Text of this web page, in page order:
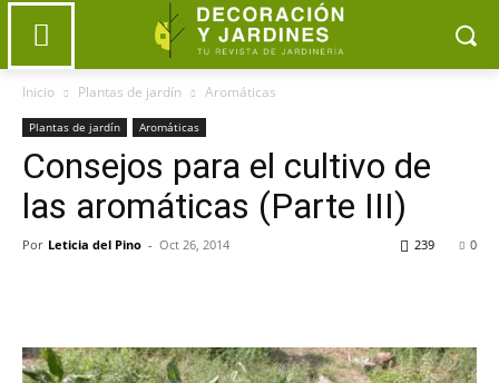
Inicio Plantas de jardín Aromáticas
Plantas de jardín Aromáticas
Consejos para el cultivo de
las aromáticas (Parte III)
Por Leticia del Pino - Oct 26, 2014 0
239